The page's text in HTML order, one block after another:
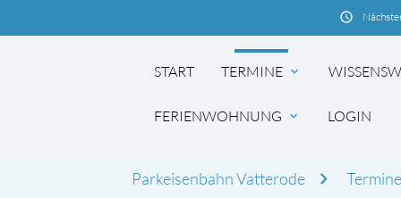
schedule
START TERMINE expand_more
FERIENWOHNUNG expand_more LOGIN
Parkeisenbahn Vatterode Termine